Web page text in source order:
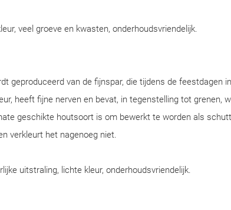
veel groeve en kwasten, onderhoudsvriendelijk.
geproduceerd van de fijnspar, die tijdens de feestdagen
heeft fijne nerven en bevat, in tegenstelling tot grenen,
geschikte houtsoort is om bewerkt te worden als
verkleurt het nagenoeg niet.
uitstraling, lichte kleur, onderhoudsvriendelijk.